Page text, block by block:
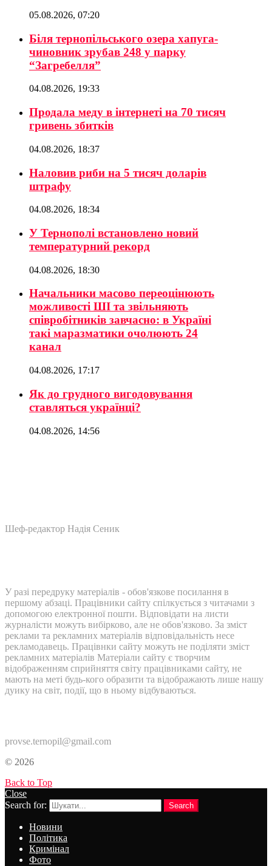
05.08.2026, 07:20
Біля тернопільського озера хапуга-
чиновник зрубав 248 у парку
“Загребелля”
04.08.2026, 19:33
Продала меду в інтернеті на 70 тисяч
гривень збитків
04.08.2026, 18:37
Наловив риби на 5 тисяч доларів
штрафу
04.08.2026, 18:34
У Тернополі встановлено новий
температурний рекорд
04.08.2026, 18:30
Начальники масово переоцінюють
можливості ШІ та звільняють
співробітників завчасно: в Україні
такі маразматики очолюють 24
канал
04.08.2026, 17:17
Як до грудного вигодовування
ставляться українці?
04.08.2026, 14:56
Шеф-редактор Надія Сеник
У разі передруку матеріалів - обов'язкове посилання в
першому абзаці. Працівники сайту спілкується з читачами з
допомогою електронної пошти. Відповідати на листи
журналісти можуть вибірково, але не обов'язково. За зміст
реклами та рекламних матеріалів відповідальність несе
рекламодавець. Працівнки сайту можуть не поділяти зміст
рекламних матеріалів Матеріали сайту є творчим
відображенням сприйняття світу працівниками сайту, не
мають на меті будь-кого образити та відображають лише нашу
дуику на світ, події, що в ньому відбуваються.
provse.ternopil@gmail.com
© 2026
Back to Top
Close
Search for:
Search
Новини
Політика
Кримінал
Фото